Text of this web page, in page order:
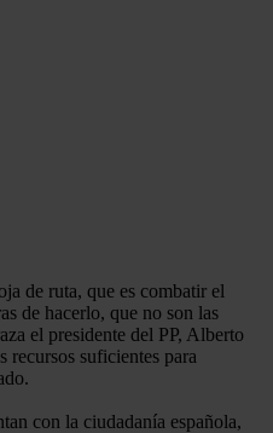
de ruta, que es combatir el
de hacerlo, que no son las
el presidente del PP, Alberto
recursos suficientes para
con la ciudadanía española,